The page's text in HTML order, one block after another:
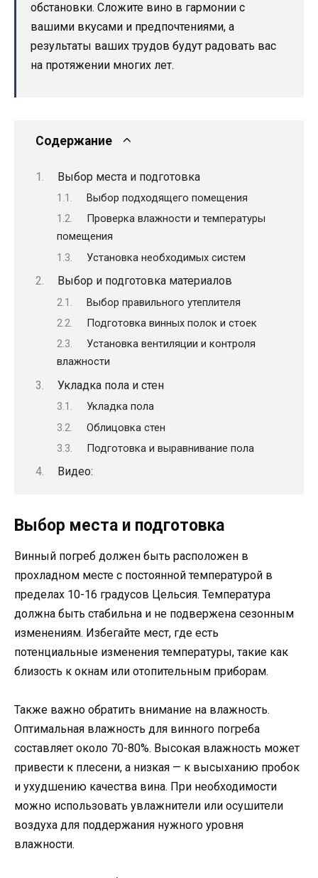
обстановки. Сложите вино в гармонии с
вашими вкусами и предпочтениями, а
результаты ваших трудов будут радовать вас
на протяжении многих лет.
Содержание
Выбор места и подготовка
Выбор подходящего помещения
Проверка влажности и температуры
помещения
Установка необходимых систем
Выбор и подготовка материалов
Выбор правильного утеплителя
Подготовка винных полок и стоек
Установка вентиляции и контроля
влажности
Укладка пола и стен
Укладка пола
Облицовка стен
Подготовка и выравнивание пола
Видео:
Выбор места и подготовка
Винный погреб должен быть расположен в
прохладном месте с постоянной температурой в
пределах 10-16 градусов Цельсия. Температура
должна быть стабильна и не подвержена сезонным
изменениям. Избегайте мест, где есть
потенциальные изменения температуры, такие как
близость к окнам или отопительным приборам.
Также важно обратить внимание на влажность.
Оптимальная влажность для винного погреба
составляет около 70-80%. Высокая влажность может
привести к плесени, а низкая — к высыханию пробок
и ухудшению качества вина. При необходимости
можно использовать увлажнители или осушители
воздуха для поддержания нужного уровня
влажности.